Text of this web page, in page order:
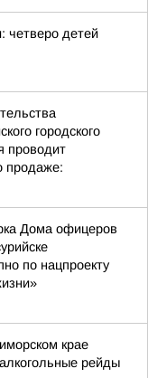
четверо детей
городского
проводит
продаже:
Дома офицеров
по нацпроекту
крае
рейды